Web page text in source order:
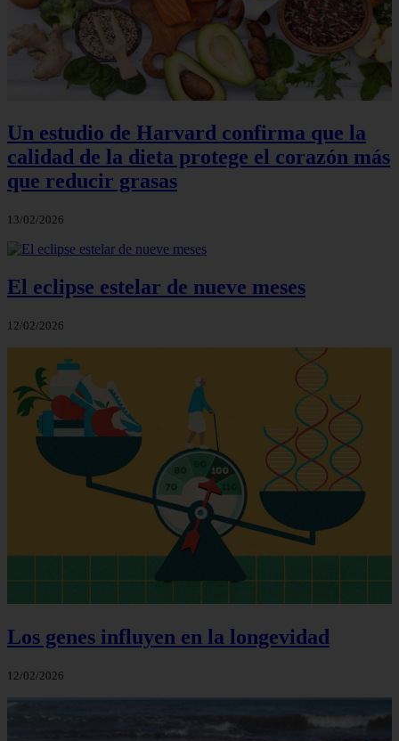
Un estudio de Harvard confirma que la
calidad de la dieta protege el corazón más
que reducir grasas
13/02/2026
El eclipse estelar de nueve meses
12/02/2026
Los genes influyen en la longevidad
12/02/2026